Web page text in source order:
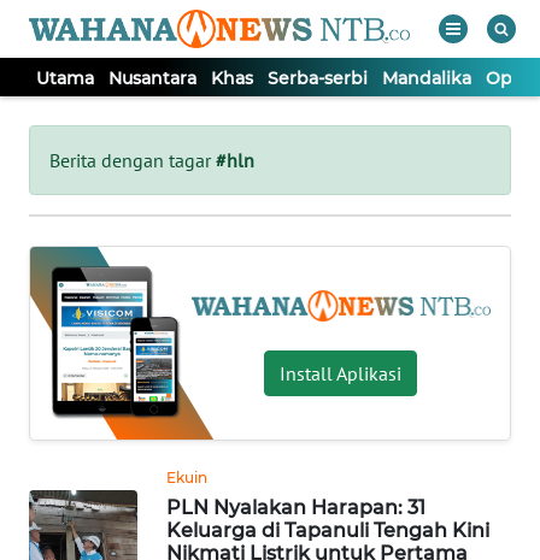
Utama Nusantara Khas Serba-serbi Mandalika Opini
Berita dengan tagar#hln
Install Aplikasi
Ekuin
PLN Nyalakan Harapan: 31
Keluarga di Tapanuli Tengah Kini
Nikmati Listrik untuk Pertama
Tutup
UTAMA
NUSANTARA
KHAS
SERBA-
SERBI
MANDALIKA